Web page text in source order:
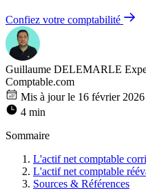
Confiez votre comptabilité
Guillaume DELEMARLE
Comptable.com
Mis à jour le 16 février 2026
4 min
Sommaire
L'actif net comptable
L'actif net comptable
Sources & Références